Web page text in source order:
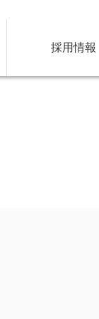
採用情報